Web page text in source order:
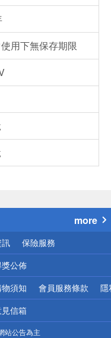
用下無保存期限
more
保險服務
公佈
須知 會員服務條款 隱
信箱
站公告為主